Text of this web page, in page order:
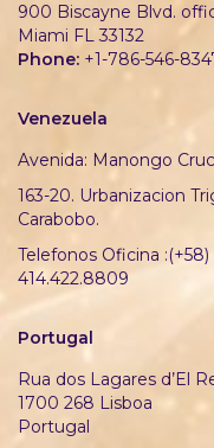
900 Biscayne Blvd.
Miami FL 33132
Phone: +1-786-546-
Venezuela
Avenida: Manongo
163-20. Urbanizacion
Carabobo.
Telefonos Oficina :(+58)
414.422.8809
Portugal
Rua dos Lagares d’El
1700 268 Lisboa
Portugal